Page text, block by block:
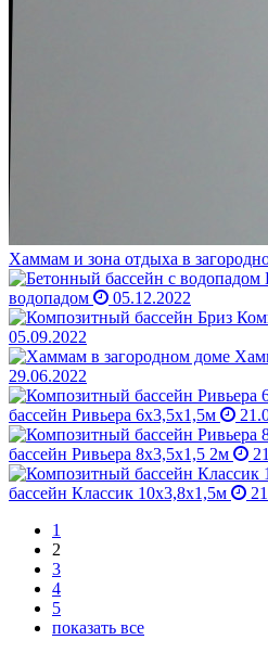
Хаммам и зона отдыха в
водопадом
05.12.2022
05.09.2022
29.06.2022
бассейн Ривьера 6х3,5х1,5м
бассейн Ривьера 8х3,5х1,5 2м
бассейн Классик 10х3,8х1,5м
1
2
3
4
5
показать все